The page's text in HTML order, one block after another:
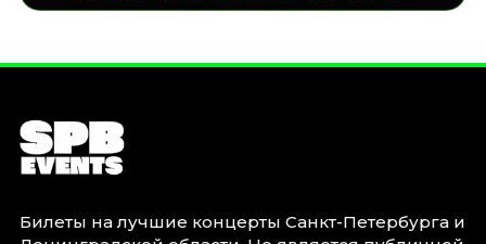
Билеты на лучшие концерты Санкт-Петербурга и